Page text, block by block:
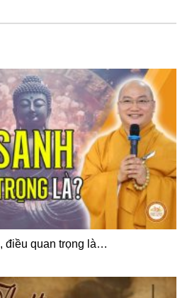
điều quan trọng là…